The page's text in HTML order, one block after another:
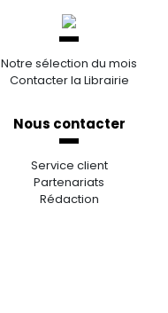
Notre sélection du mois
Contacter la Librairie
Nous contacter
Service client
Partenariats
Rédaction